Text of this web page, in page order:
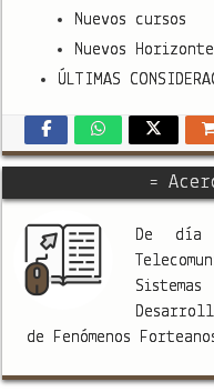
Nuevos cursos
Nuevos
ÚLTIMAS
=
De día
de Fenómenos